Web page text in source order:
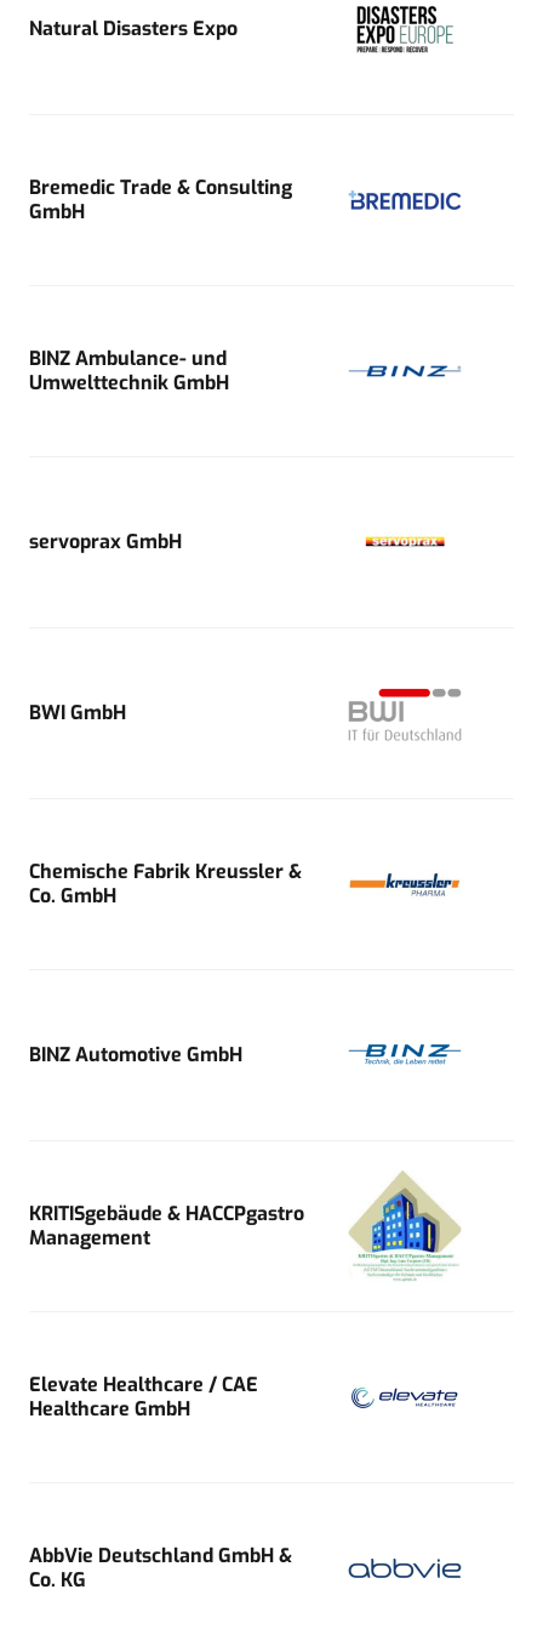
Natural Disasters Expo
Bremedic Trade & Consulting
GmbH
BINZ Ambulance- und
Umwelttechnik GmbH
servoprax GmbH
BWI GmbH
Chemische Fabrik Kreussler &
Co. GmbH
BINZ Automotive GmbH
KRITISgebäude & HACCPgastro
Management
Elevate Healthcare / CAE
Healthcare GmbH
AbbVie Deutschland GmbH &
Co. KG